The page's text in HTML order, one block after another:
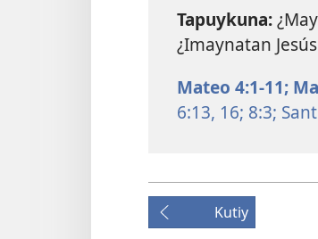
Tapuykuna:
¿Imaynatan
Mateo 4:1-11;
6:13, 16; 8:3;
Kutiy